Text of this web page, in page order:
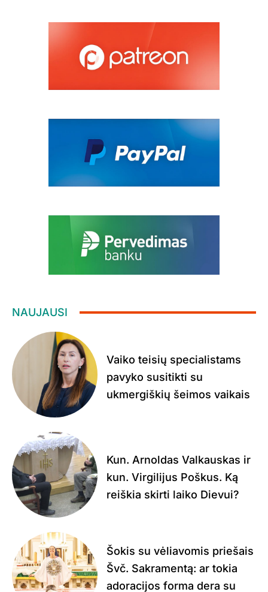
NAUJAUSI
Vaiko teisių specialistams
pavyko susitikti su
ukmergiškių šeimos vaikais
Kun. Arnoldas Valkauskas ir
kun. Virgilijus Poškus. Ką
reiškia skirti laiko Dievui?
Šokis su vėliavomis priešais
Švč. Sakramentą: ar tokia
adoracijos forma dera su